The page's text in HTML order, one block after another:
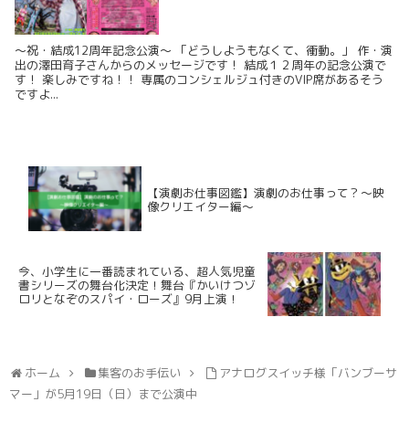
～祝・結成12周年記念公演～ 「どうしようもなくて、衝動。」 作・演
出の澤田育子さんからのメッセージです！ 結成１２周年の記念公演で
す！ 楽しみですね！！ 専属のコンシェルジュ付きのVIP席があるそう
ですよ...
【演劇お仕事図鑑】演劇のお仕事って？〜映
像クリエイター編〜
今、小学生に一番読まれている、超人気児童
書シリーズの舞台化決定！舞台『かいけつゾ
ロリとなぞのスパイ・ローズ』9月上演！
ホーム 集客のお手伝い
アナログスイッチ様「バンブーサ
マー」が5月19日（日）まで公演中